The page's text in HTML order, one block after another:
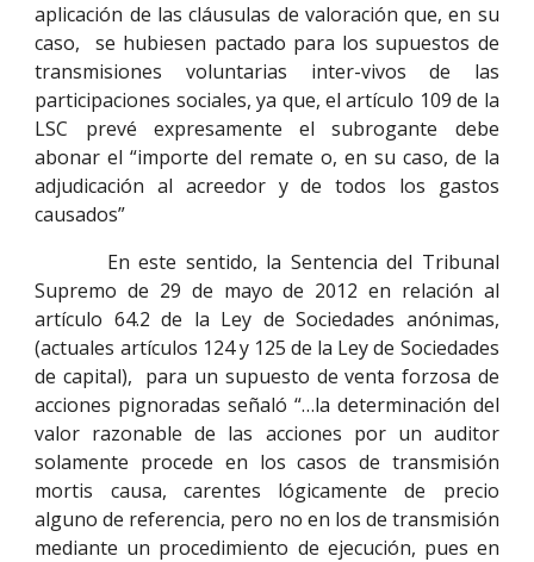
aplicación de las cláusulas de valoración que, en su
caso, se hubiesen pactado para los supuestos de
transmisiones voluntarias inter-vivos de las
participaciones sociales, ya que, el artículo 109 de la
LSC prevé expresamente el subrogante debe
abonar el “importe del remate o, en su caso, de la
adjudicación al acreedor y de todos los gastos
causados”
En este sentido, la Sentencia del Tribunal
Supremo de 29 de mayo de 2012 en relación al
artículo 64.2 de la Ley de Sociedades anónimas,
(actuales artículos 124 y 125 de la Ley de Sociedades
de capital), para un supuesto de venta forzosa de
acciones pignoradas señaló “…la determinación del
valor razonable de las acciones por un auditor
solamente procede en los casos de transmisión
mortis causa, carentes lógicamente de precio
alguno de referencia, pero no en los de transmisión
mediante un procedimiento de ejecución, pues en